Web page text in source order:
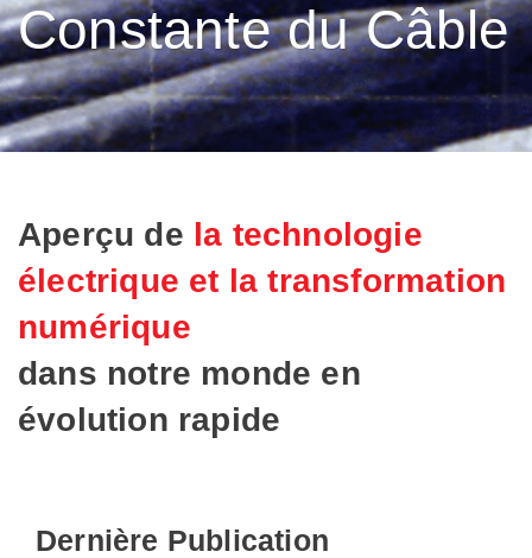
Constante du Câble
Aperçu de la technologie
électrique et la transformation
numérique
dans notre monde en
évolution rapide
Dernière Publication